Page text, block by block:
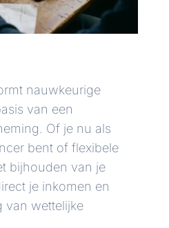
nauwkeurige
van een
Of je nu als
bent of flexibele
bijhouden van je
je inkomen en
van wettelijke